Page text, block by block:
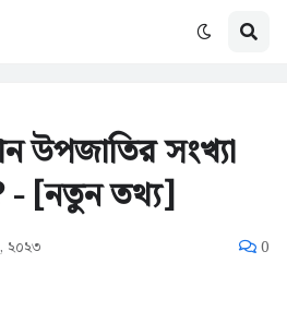
উপজাতির সংখ্যা
- [নতুন তথ্য]
২০২৩ 0